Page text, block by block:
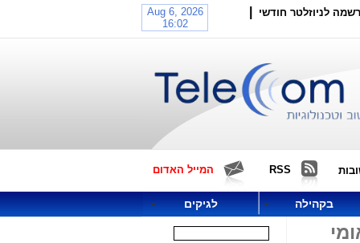
לניוזלטר חודשי
RSS המייל האדום
בקהילה לגיקים